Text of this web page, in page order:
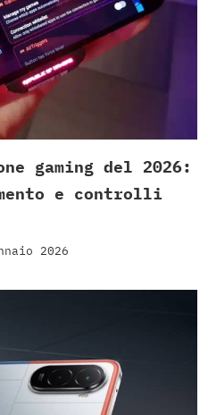
gaming del 2026:
e controlli
2026